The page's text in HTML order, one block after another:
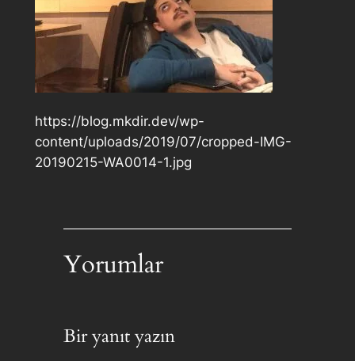
https://blog.mkdir.dev/wp-
content/uploads/2019/07/cropped-IMG-
20190215-WA0014-1.jpg
Yorumlar
Bir yanıt yazın